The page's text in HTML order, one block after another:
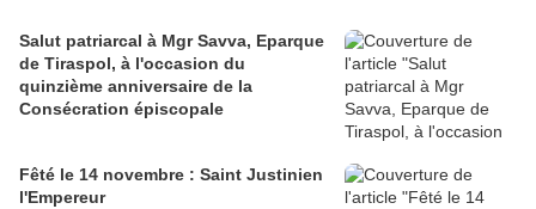
Salut patriarcal à Mgr Savva, Eparque
de Tiraspol, à l'occasion du
quinzième anniversaire de la
Consécration épiscopale
Fêté le 14 novembre : Saint Justinien
l'Empereur